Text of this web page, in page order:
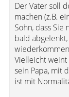
Der Vater soll
machen (z.B.
Sohn, dass
bald
Vielleicht weint
sein Papa, mit
ist mit